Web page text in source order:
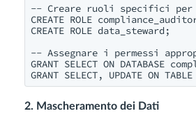
-- Creare ruoli specifici per
CREATE ROLE
CREATE ROLE data_steward;
-- Assegnare i permessi
GRANT SELECT ON DATABASE
2. Mascheramento dei Dati